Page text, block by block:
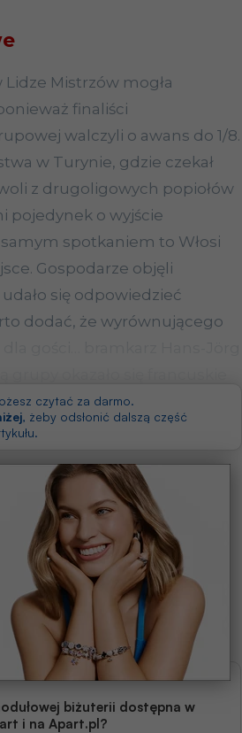
Lidze Mistrzów mogła
finaliści
walczyli o awans do 1/8.
w Turynie, gdzie czekał
z drugoligowych popiołów
pojedynek o wyjście
spotkaniem to Włosi
Gospodarze objęli
się odpowiedzieć
dodać, że wyrównującego
czytać za darmo.
, żeby odsłonić dalszą część
biżuterii dostępna w
i na Apart.pl?